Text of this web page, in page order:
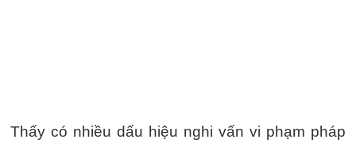
Thấy có nhiều dấu hiệu nghi vấn vi phạm pháp